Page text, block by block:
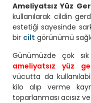
Ameliyatsız Yüz
kullanılarak cildin
estetiği sayesinde
bir cilt görünümü
Günümüzde çok
ameliyatsız yüz
vücutta da
kilo alıp verme
toparlanması acısız